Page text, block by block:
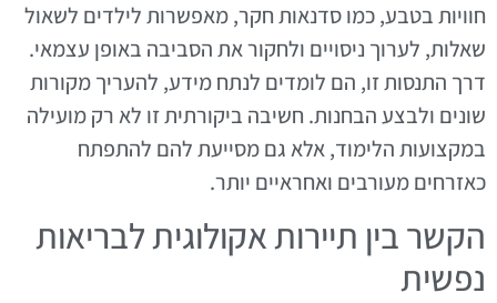
חוויות בטבע, כמו סדנאות חקר, מאפשרות לילדים לשאול
שאלות, לערוך ניסויים ולחקור את הסביבה באופן עצמאי.
דרך התנסות זו, הם לומדים לנתח מידע, להעריך מקורות
שונים ולבצע הבחנות. חשיבה ביקורתית זו לא רק מועילה
במקצועות הלימוד, אלא גם מסייעת להם להתפתח
כאזרחים מעורבים ואחראיים יותר.
הקשר בין תיירות אקולוגית לבריאות
נפשית